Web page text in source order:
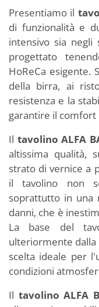
Presentiamo il
di funzionalità e
intensivo sia
progettato
HoReCa esigente.
della birra, ai
resistenza e la
garantire il comfort
Il tavolino ALFA
altissima qualità,
strato di vernice a
il tavolino non
soprattutto in una
danni, che è
La base del
ulteriormente dalla
scelta ideale per
condizioni
Il tavolino ALFA